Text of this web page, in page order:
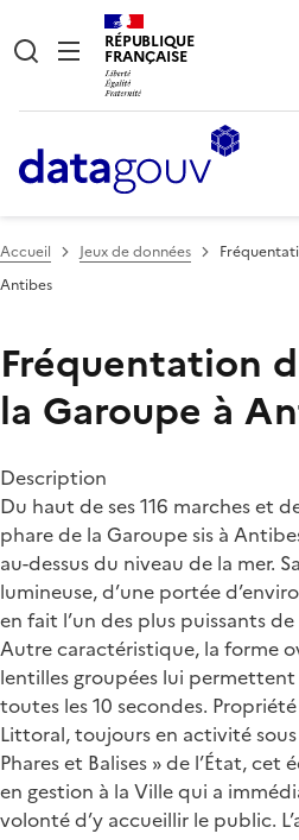
RÉPUBLIQUE
FRANÇAISE
Accueil Jeux de données
Antibes
Fréquentation
la Garoupe à
Description
Du haut de ses 116 marches et
phare de la Garoupe sis à
au-dessus du niveau de la mer.
lumineuse, d’une portée
en fait l’un des plus puissants
Autre caractéristique, la forme
lentilles groupées lui
toutes les 10 secondes.
Littoral, toujours en activité
Phares et Balises » de l’État,
en gestion à la Ville qui a
volonté d’y accueillir le public.